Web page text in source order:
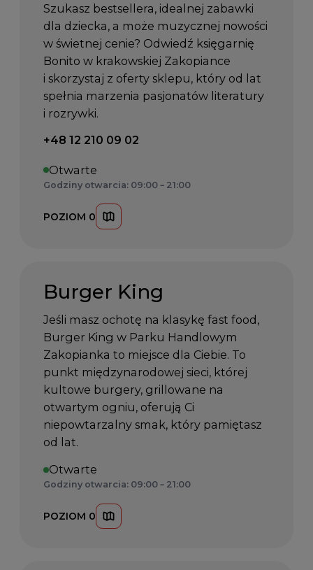
Szukasz bestsellera, idealnej zabawki
dla dziecka, a może muzycznej nowości
w świetnej cenie? Odwiedź księgarnię
Bonito w krakowskiej Zakopiance
i skorzystaj z oferty sklepu, który od lat
spełnia marzenia pasjonatów literatury
i rozrywki.
Telefon kontaktowy:
+48 12 210 09 02
Otwarte
Godziny otwarcia: 09:00 – 21:00
POZIOM 0
Burger King
Jeśli masz ochotę na klasykę fast food,
Burger King w Parku Handlowym
Zakopianka to miejsce dla Ciebie. To
punkt międzynarodowej sieci, której
kultowe burgery, grillowane na
otwartym ogniu, oferują Ci
niepowtarzalny smak, który pamiętasz
od lat.
Otwarte
Godziny otwarcia: 09:00 – 21:00
POZIOM 0